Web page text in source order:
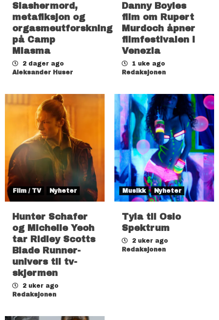
Slashermord,
metafiksjon og
orgasmeutforskning
på Camp
Miasma
2 dager ago
Aleksander Huser
Danny Boyles
film om Rupert
Murdoch åpner
filmfestivalen i
Venezia
1 uke ago
Redaksjonen
Film / TV Nyheter
Hunter Schafer
og Michelle Yeoh
tar Ridley Scotts
Blade Runner-
univers til tv-
skjermen
2 uker ago
Redaksjonen
Musikk Nyheter
Tyla til Oslo
Spektrum
2 uker ago
Redaksjonen